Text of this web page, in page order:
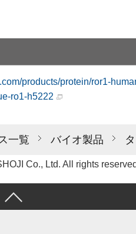
一覧 バイオ製品
products/protein/ror1-
ro1-h5222
Co., Ltd. All rights